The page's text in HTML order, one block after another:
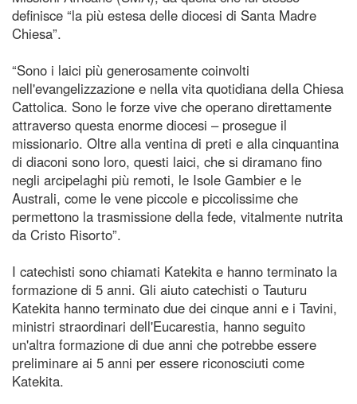
definisce “la più estesa delle diocesi di Santa Madre
Chiesa”.
“Sono i laici più generosamente coinvolti
nell'evangelizzazione e nella vita quotidiana della Chiesa
Cattolica. Sono le forze vive che operano direttamente
attraverso questa enorme diocesi – prosegue il
missionario. Oltre alla ventina di preti e alla cinquantina
di diaconi sono loro, questi laici, che si diramano fino
negli arcipelaghi più remoti, le Isole Gambier e le
Australi, come le vene piccole e piccolissime che
permettono la trasmissione della fede, vitalmente nutrita
da Cristo Risorto”.
I catechisti sono chiamati Katekita e hanno terminato la
formazione di 5 anni. Gli aiuto catechisti o Tauturu
Katekita hanno terminato due dei cinque anni e i Tavini,
ministri straordinari dell'Eucarestia, hanno seguito
un'altra formazione di due anni che potrebbe essere
preliminare ai 5 anni per essere riconosciuti come
Katekita.